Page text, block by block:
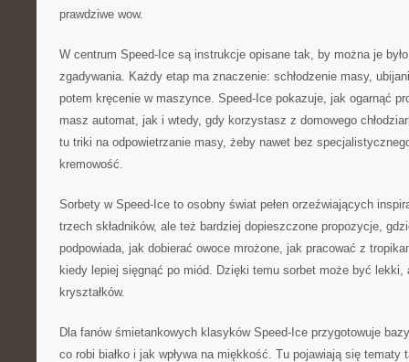
prawdziwe wow.
W centrum Speed-Ice są instrukcje opisane tak, by można je
zgadywania. Każdy etap ma znaczenie: schłodzenie masy,
potem kręcenie w maszynce. Speed-Ice pokazuje, jak ogarnąć
masz automat, jak i wtedy, gdy korzystasz z domowego
tu triki na odpowietrzanie masy, żeby nawet bez
kremowość.
Sorbety w Speed-Ice to osobny świat pełen orzeźwiających
trzech składników, ale też bardziej dopieszczone propozycje,
podpowiada, jak dobierać owoce mrożone, jak pracować z
kiedy lepiej sięgnąć po miód. Dzięki temu sorbet może być lekki,
kryształków.
Dla fanów śmietankowych klasyków Speed-Ice przygotowuje
co robi białko i jak wpływa na miękkość. Tu pojawiają się